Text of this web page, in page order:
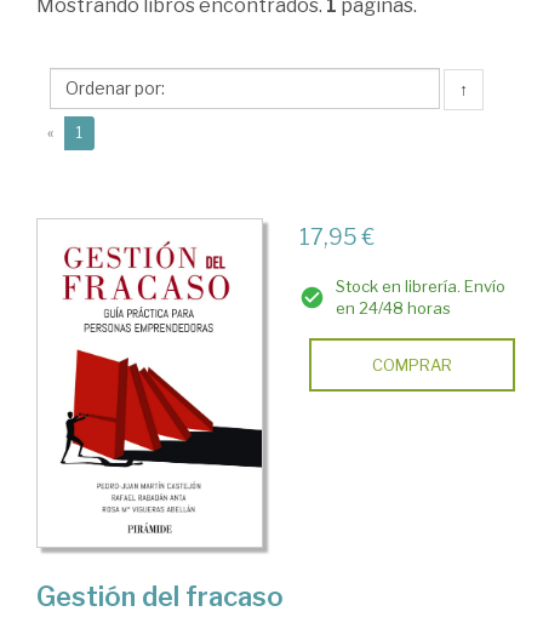
Rabadán
Rafael
Mostrando libros encontrados. 1 páginas.
↑
« 1
17,95 €
Stock en librería. Envío
en 24/48 horas
COMPRAR
Gestión del fracaso